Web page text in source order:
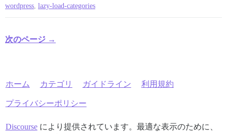
wordpress, lazy-load-categories
次のページ →
ホーム カテゴリ ガイドライン 利用規約
プライバシーポリシー
Discourseにより提供されています。最適な表示のために、